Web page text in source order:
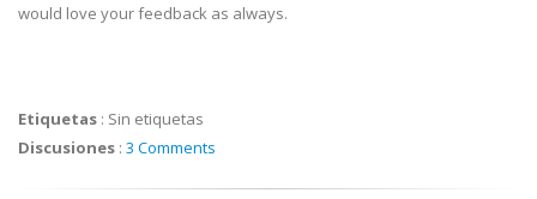
would love your feedback as always.
Etiquetas : Sin etiquetas
Discusiones : 3 Comments